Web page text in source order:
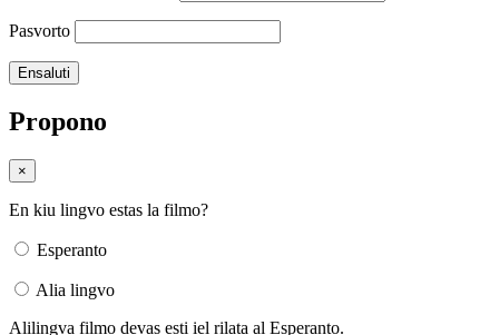
Pasvorto
Propono
×
En kiu lingvo estas la filmo?
Esperanto
Alia lingvo
Alilingva filmo devas esti iel rilata al Esperanto.